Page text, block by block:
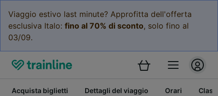
Viaggio estivo last minute? Approfitta dell'offerta
esclusiva Italo: fino al 70% di sconto, solo fino al
03/09.
Acquista biglietti Dettagli del viaggio Orari